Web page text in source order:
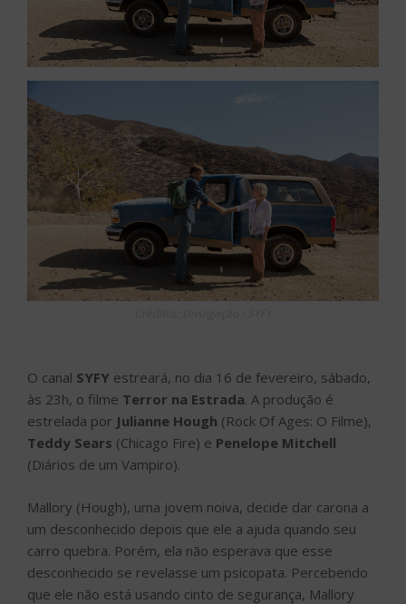
O canal SYFY estreará, no dia 16 de fevereiro, sábado,
às 23h, o filme Terror na Estrada. A produção é
estrelada por Julianne Hough (Rock Of Ages: O Filme),
Teddy Sears (Chicago Fire) e Penelope Mitchell
(Diários de um Vampiro).
Mallory (Hough), uma jovem noiva, decide dar carona a
um desconhecido depois que ele a ajuda quando seu
carro quebra. Porém, ela não esperava que esse
desconhecido se revelasse um psicopata. Percebendo
que ele não está usando cinto de segurança, Mallory